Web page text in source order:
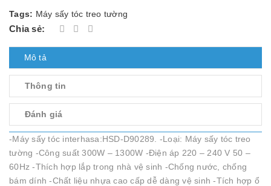
Tags: Máy sấy tóc treo tường
Chia sẻ:
Mô tả
Thông tin
Đánh giá
-Máy sấy tóc interhasa:HSD-D90289. -Loại: Máy sấy tóc treo
tường -Công suất 300W – 1300W -Điện áp 220 – 240 V 50 –
60Hz -Thích hợp lắp trong nhà vệ sinh -Chống nước, chống
bám dính -Chất liệu nhựa cao cấp dễ dàng vệ sinh -Tích hợp ổ